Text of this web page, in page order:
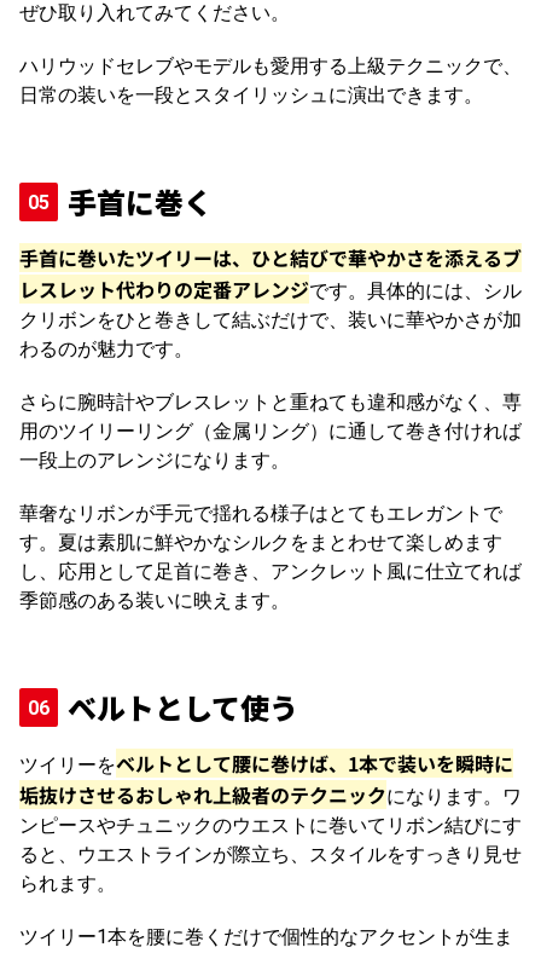
ぜひ取り入れてみてください。
ハリウッドセレブやモデルも愛用する上級テクニックで、
日常の装いを一段とスタイリッシュに演出できます。
手首に巻く
手首に巻いたツイリーは、ひと結びで華やかさを添えるブ
レスレット代わりの定番アレンジです。 具体的には、
シル
クリボンをひと巻きして結ぶだけで、装いに華やかさが加
わるのが魅力です。
さらに腕時計やブレスレットと重ねても違和感がなく、専
用のツイリーリング（金属リング）に通して巻き付ければ
一段上のアレンジになります。
華奢なリボンが手元で揺れる様子はとてもエレガントで
す。夏は素肌に鮮やかなシルクをまとわせて楽しめます
し、応用として足首に巻き、アンクレット風に仕立てれば
季節感のある装いに映えます。
ベルトとして使う
ツイリーをベルトとして腰に巻けば、1本で装いを瞬時に
垢抜けさせるおしゃれ上級者のテクニックになります。
ワ
ンピースやチュニックのウエストに巻いてリボン結びにす
ると、ウエストラインが際立ち、スタイルをすっきり見せ
られます。
ツイリー1本を腰に巻くだけで個性的なアクセントが生ま